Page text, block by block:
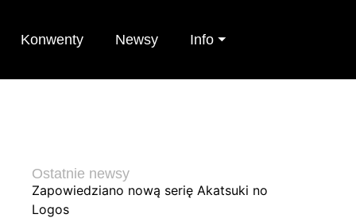
Konwenty Newsy Info ⏷
Ostatnie newsy
Zapowiedziano nową serię Akatsuki no
Logos